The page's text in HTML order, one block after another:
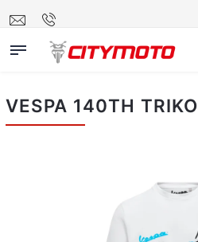
VESPA 140TH TRIKO